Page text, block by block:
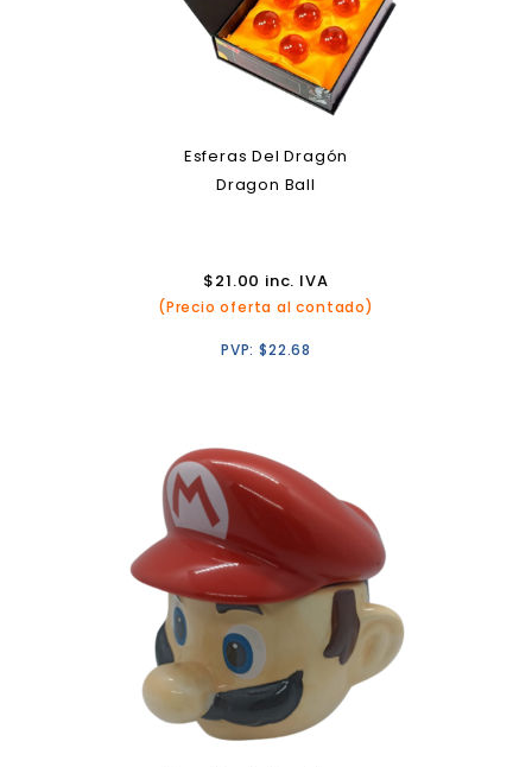
Esferas Del Dragón
Dragon Ball
$21.00 inc. IVA
(Precio oferta al contado)
PVP:$22.68